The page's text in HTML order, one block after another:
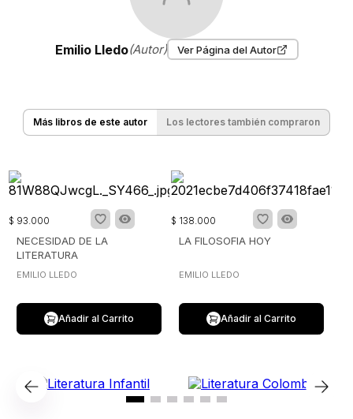
Emilio Lledo(Autor) Ver Página del Autor
Más libros de este autor Los lectores también compraron
$ 93.000
NECESIDAD DE LA
LITERATURA
EMILIO LLEDO
Añadir al Carrito
$ 138.000
LA FILOSOFIA HOY
EMILIO LLEDO
Añadir al Carrito